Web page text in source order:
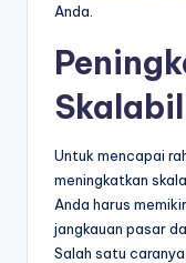
Anda.
Untuk mencapai
meningkatkan
Anda harus
jangkauan pasar
Salah satu